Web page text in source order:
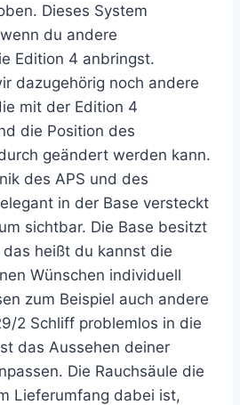
Dieses System
du andere
Edition 4 anbringst.
dazugehörig noch andere
mit der Edition 4
die Position des
geändert werden kann.
des APS und des
in der Base versteckt
sichtbar. Die Base besitzt
heißt du kannst die
Wünschen individuell
zum Beispiel auch andere
2 Schliff problemlos in die
das Aussehen deiner
Die Rauchsäule die
Lieferumfang dabei ist,